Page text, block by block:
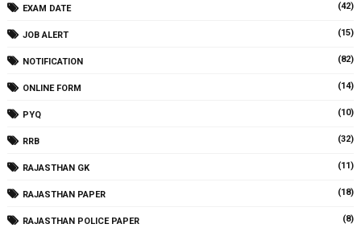
EXAM DATE (42)
JOB ALERT (15)
NOTIFICATION (82)
ONLINE FORM (14)
PYQ (10)
RRB (32)
RAJASTHAN GK (11)
RAJASTHAN PAPER (18)
RAJASTHAN POLICE PAPER (8)